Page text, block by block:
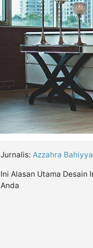
Jurnalis: Azzahra
Ini Alasan Utama
Anda